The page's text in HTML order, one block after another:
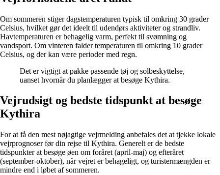
Om sommeren stiger dagstemperaturen typisk til omkring 30 grader
Celsius, hvilket gør det ideelt til udendørs aktiviteter og strandliv.
Havtemperaturen er behagelig varm, perfekt til svømning og
vandsport. Om vinteren falder temperaturen til omkring 10 grader
Celsius, og der kan være perioder med regn.
Det er vigtigt at pakke passende tøj og solbeskyttelse,
uanset hvornår du planlægger at besøge Kythira.
Vejrudsigt og bedste tidspunkt at besøge
Kythira
For at få den mest nøjagtige vejrmelding anbefales det at tjekke lokale
vejrprognoser før din rejse til Kythira. Generelt er de bedste
tidspunkter at besøge øen om foråret (april-maj) og efteråret
(september-oktober), når vejret er behageligt, og turistermængden er
mindre end i løbet af sommeren.